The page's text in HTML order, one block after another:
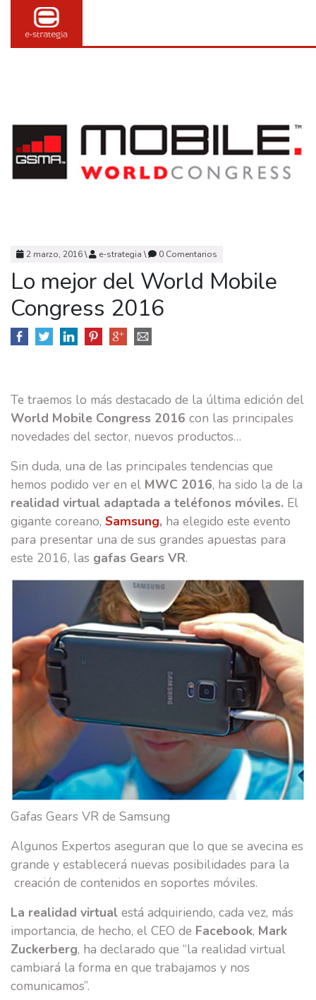
MARKETING & PUBLI
TRANSFORMACIÓN DIGITAL
BRANDING
SOCIAL MEDIA
CASOS DE ÉXITO
EQUIPO
E-SCUELA
BLOG
2 marzo, 2016\ e-strategia \ 0 Comentarios
Lo mejor del World Mobile
Congress 2016
Te traemos lo más destacado de la última edición del
World Mobile Congress 2016 con las principales
novedades del sector, nuevos productos…
Sin duda, una de las principales tendencias que
hemos podido ver en el MWC 2016, ha sido la de la
realidad virtual adaptada a teléfonos móviles. El
gigante coreano, Samsung, ha elegido este evento
para presentar una de sus grandes apuestas para
este 2016, las gafas Gears VR.
Gafas Gears VR de Samsung
Algunos Expertos aseguran que lo que se avecina es
grande y establecerá nuevas posibilidades para la
creación de contenidos en soportes móviles.
La realidad virtual está adquiriendo, cada vez, más
importancia, de hecho, el CEO de Facebook, Mark
Zuckerberg, ha declarado que “la realidad virtual
cambiará la forma en que trabajamos y nos
comunicamos”.